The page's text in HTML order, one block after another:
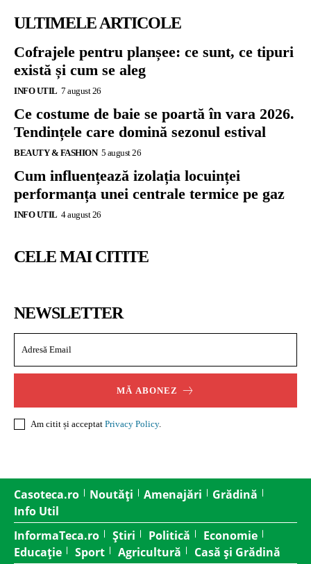
ULTIMELE ARTICOLE
Cofrajele pentru planșee: ce sunt, ce tipuri
există și cum se aleg
INFO UTIL 7 august 26
Ce costume de baie se poartă în vara 2026.
Tendințele care domină sezonul estival
BEAUTY & FASHION 5 august 26
Cum influențează izolația locuinței
performanța unei centrale termice pe gaz
INFO UTIL 4 august 26
CELE MAI CITITE
NEWSLETTER
MĂ ABONEZ
Am citit și acceptat Privacy Policy.
Casoteca.ro Noutăți Amenajări
Grădină
Info Util
InformaTeca.ro
Știri Politică
Economie
Educație
Sport Agricultură Casă și Grădină